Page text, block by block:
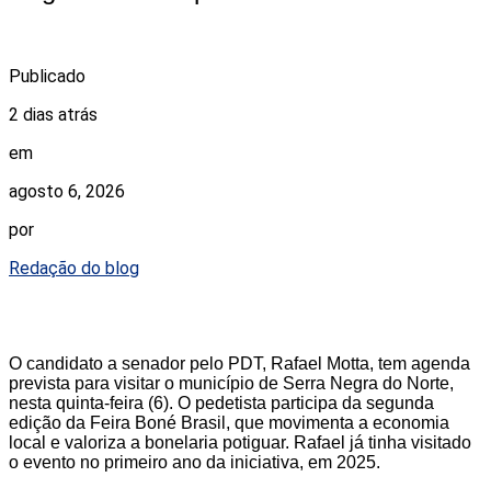
Publicado
2 dias atrás
em
agosto 6, 2026
por
Redação do blog
O candidato a senador pelo PDT, Rafael Motta, tem agenda
prevista para visitar o município de Serra Negra do Norte,
nesta quinta-feira (6). O pedetista participa da segunda
edição da Feira Boné Brasil, que movimenta a economia
local e valoriza a bonelaria potiguar. Rafael já tinha visitado
o evento no primeiro ano da iniciativa, em 2025.